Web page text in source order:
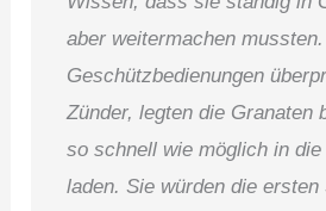
aber weitermachen
Geschützbedienungen
Zünder, legten die Granaten
so schnell wie möglich in
laden. Sie würden die